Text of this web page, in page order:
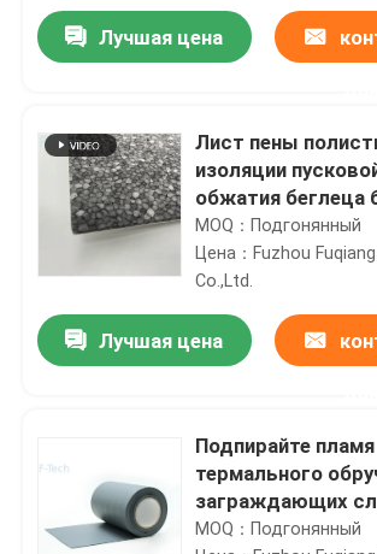
Продукты
Лучшая цена
Лист пены
изоляции
обжатия беглеца
термальный
MOQ：Подгонянный
Цена：Fuzhou
Co.,Ltd.
Лучшая цена
Подпирайте пламя
термального
заграждающих
высокое - retardant
MOQ：Подгонянный